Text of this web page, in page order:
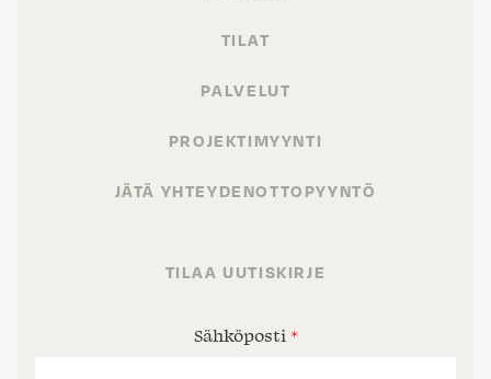
TILAT
PALVELUT
PROJEKTIMYYNTI
JÄTÄ YHTEYDENOTTOPYYNTÖ
TILAA UUTISKIRJE
Sähköposti *